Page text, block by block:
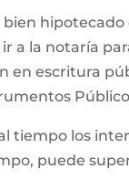
a la notaría
en escritura
tiempo los
puede